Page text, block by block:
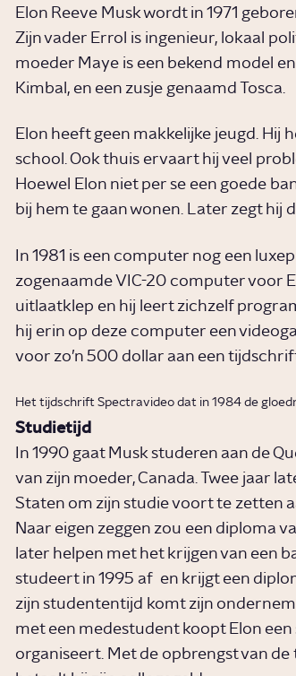
Elon Reeve Musk wordt in 1971
Zijn vader Errol is ingenieur, lokaal
moeder Maye is een bekend model
Kimbal, en een zusje genaamd Tosca.
Elon heeft geen makkelijke jeugd. Hij
school. Ook thuis ervaart hij veel
Hoewel Elon niet per se een goede
bij hem te gaan wonen. Later zegt hij
In 1981 is een computer nog een
zogenaamde VIC-20 computer voor
uitlaatklep en hij leert zichzelf
hij erin op deze computer een
voor zo’n 500 dollar aan een
Het tijdschrift Spectravideo dat in 1984 de
Studietijd
In 1990 gaat Musk studeren aan de
van zijn moeder, Canada. Twee jaar
Staten om zijn studie voort te zetten
Naar eigen zeggen zou een diploma
later helpen met het krijgen van een
studeert in 1995 af en krijgt een
zijn studententijd komt zijn
met een medestudent koopt Elon
organiseert. Met de opbrengst van